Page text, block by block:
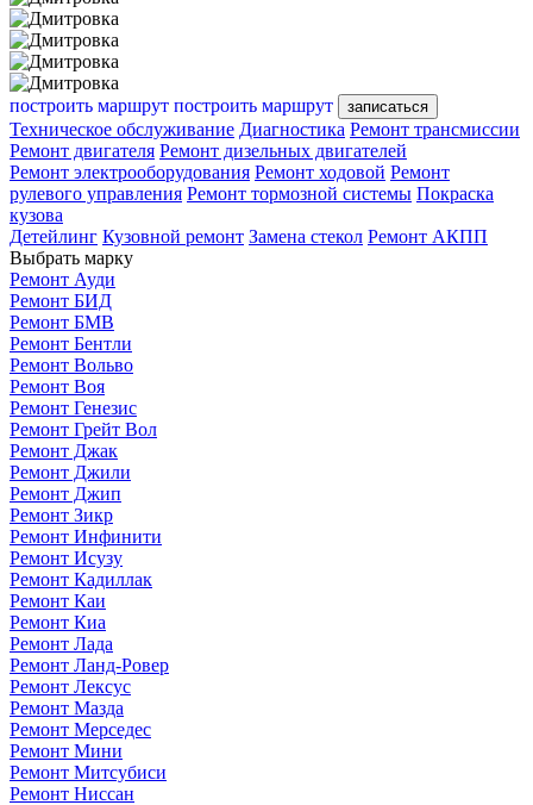
построить маршрут построить маршрут записаться
Техническое обслуживание Диагностика Ремонт трансмиссии
Ремонт двигателя Ремонт дизельных двигателей
Ремонт электрооборудования Ремонт ходовой Ремонт
рулевого управления Ремонт тормозной системы Покраска
кузова
Детейлинг Кузовной ремонт Замена стекол Ремонт АКПП
Выбрать марку
Ремонт Ауди
Ремонт БИД
Ремонт БМВ
Ремонт Бентли
Ремонт Вольво
Ремонт Воя
Ремонт Генезис
Ремонт Грейт Вол
Ремонт Джак
Ремонт Джили
Ремонт Джип
Ремонт Зикр
Ремонт Инфинити
Ремонт Исузу
Ремонт Кадиллак
Ремонт Каи
Ремонт Киа
Ремонт Лада
Ремонт Ланд-Ровер
Ремонт Лексус
Ремонт Мазда
Ремонт Мерседес
Ремонт Мини
Ремонт Митсубиси
Ремонт Ниссан